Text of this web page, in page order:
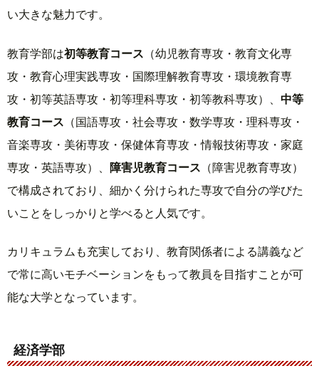
い大きな魅力です。
教育学部は初等教育コース
（幼児教育専攻・教育文化専
攻・教育心理実践専攻・国際理解教育専攻・環境教育専
攻・初等英語専攻・初等理科専攻・初等教科専攻）、 中等
教育コース
（国語専攻・社会専攻・数学専攻・理科専攻・
音楽専攻・美術専攻・保健体育専攻・情報技術専攻・家庭
専攻・英語専攻）、 障害児教育コース
（障害児教育専攻）
で構成されており、細かく分けられた専攻で自分の学びた
いことをしっかりと学べると人気です。
カリキュラムも充実しており、教育関係者による講義など
で常に高いモチベーションをもって教員を目指すことが可
能な大学となっています。
経済学部